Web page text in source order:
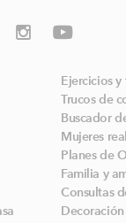
Ejercicios y
Trucos de
Buscador
Mujeres
Planes de
Familia y
Consultas